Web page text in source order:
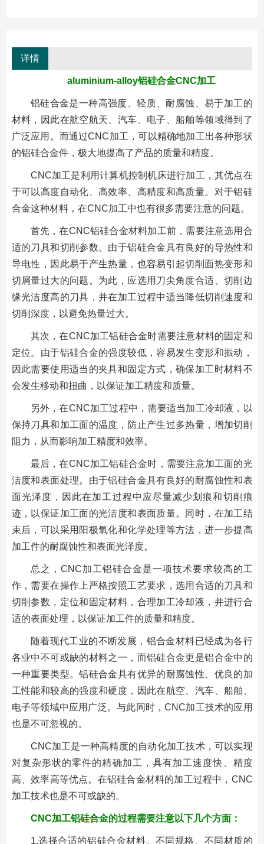
详情
aluminium-alloy铝硅合金CNC加工
铝硅合金是一种高强度、轻质、耐腐蚀、易于加工的
材料，因此在航空航天、汽车、电子、船舶等领域得到了
广泛应用。而通过CNC加工，可以精确地加工出各种形状
的铝硅合金件，极大地提高了产品的质量和精度。
CNC加工是利用计算机控制机床进行加工，其优点在
于可以高度自动化、高效率、高精度和高质量。对于铝硅
合金这种材料，在CNC加工中也有很多需要注意的问题。
首先，在CNC铝硅合金材料加工前，需要注意选用合
适的刀具和切削参数。由于铝硅合金具有良好的导热性和
导电性，因此易于产生热量，也容易引起切削面热变形和
切屑量过大的问题。为此，应选用刀尖角度合适、切削边
缘光洁度高的刀具，并在加工过程中适当降低切削速度和
切削深度，以避免热量过大。
其次，在CNC加工铝硅合金时需要注意材料的固定和
定位。由于铝硅合金的强度较低，容易发生变形和振动，
因此需要使用适当的夹具和固定方式，确保加工时材料不
会发生移动和扭曲，以保证加工精度和质量。
另外，在CNC加工过程中，需要适当加工冷却液，以
保持刀具和加工面的温度，防止产生过多热量，增加切削
阻力，从而影响加工精度和效率。
最后，在CNC加工铝硅合金时，需要注意加工面的光
洁度和表面处理。由于铝硅合金具有良好的耐腐蚀性和表
面光泽度，因此在加工过程中应尽量减少划痕和切削痕
迹，以保证加工面的光洁度和表面质量。同时，在加工结
束后，可以采用阳极氧化和化学处理等方法，进一步提高
加工件的耐腐蚀性和表面光泽度。
总之，CNC加工铝硅合金是一项技术要求较高的工
作，需要在操作上严格按照工艺要求，选用合适的刀具和
切削参数，定位和固定材料，合理加工冷却液，并进行合
适的表面处理，以保证加工件的质量和精度。
随着现代工业的不断发展，铝合金材料已经成为各行
各业中不可或缺的材料之一，而铝硅合金更是铝合金中的
一种重要类型。铝硅合金具有优异的耐腐蚀性、优良的加
工性能和较高的强度和硬度，因此在航空、汽车、船舶、
电子等领域中应用广泛。与此同时，CNC加工技术的应用
也是不可忽视的。
CNC加工是一种高精度的自动化加工技术，可以实现
对复杂形状的零件的精确加工，具有加工速度快、精度
高、效率高等优点。在铝硅合金材料的加工过程中，CNC
加工技术也是不可或缺的。
CNC加工铝硅合金的过程需要注意以下几个方面：
1.选择合适的铝硅合金材料。不同规格、不同材质的